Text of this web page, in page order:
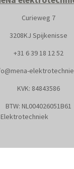
Curieweg 7
3208KJ Spijkenisse
+31 6 39 18 12 52
KVK: 84843586
BTW: NL004026051B61
Elektrotechniek